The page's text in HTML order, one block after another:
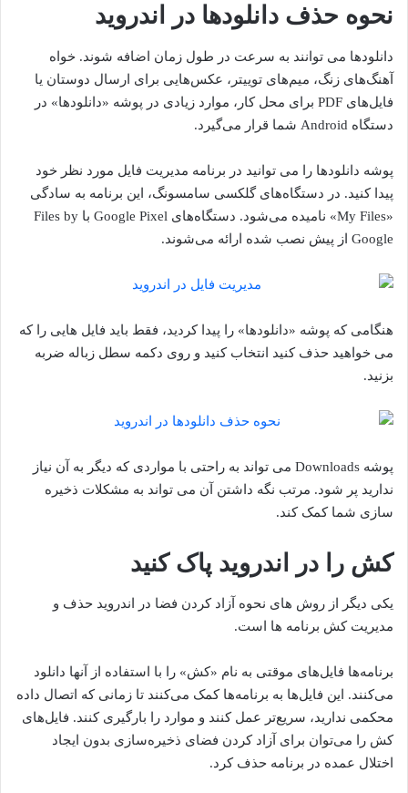
نحوه حذف دانلودها در اندروید
دانلودها می توانند به سرعت در طول زمان اضافه شوند. خواه
آهنگ‌های زنگ، میم‌های توییتر، عکس‌هایی برای ارسال دوستان یا
فایل‌های PDF برای محل کار، موارد زیادی در پوشه «دانلودها» در
دستگاه Android شما قرار می‌گیرد.
پوشه دانلودها را می توانید در برنامه مدیریت فایل مورد نظر خود
پیدا کنید. در دستگاه‌های گلکسی سامسونگ، این برنامه به سادگی
«My Files» نامیده می‌شود. دستگاه‌های Google Pixel با Files by
Google از پیش نصب شده ارائه می‌شوند.
هنگامی که پوشه «دانلودها» را پیدا کردید، فقط باید فایل هایی را که
می خواهید حذف کنید انتخاب کنید و روی دکمه سطل زباله ضربه
بزنید.
پوشه Downloads می تواند به راحتی با مواردی که دیگر به آن نیاز
ندارید پر شود. مرتب نگه داشتن آن می تواند به مشکلات ذخیره
سازی شما کمک کند.
کش را در اندروید پاک کنید
یکی دیگر از روش های نحوه آزاد کردن فضا در اندروید حذف و
مدیریت کش برنامه ها است.
برنامه‌ها فایل‌های موقتی به نام «کش» را با استفاده از آنها دانلود
می‌کنند. این فایل‌ها به برنامه‌ها کمک می‌کنند تا زمانی که اتصال داده
محکمی ندارید، سریع‌تر عمل کنند و موارد را بارگیری کنند. فایل‌های
کش را می‌توان برای آزاد کردن فضای ذخیره‌سازی بدون ایجاد
اختلال عمده در برنامه حذف کرد.